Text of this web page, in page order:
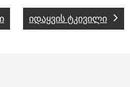
იდაყვის ტკივილი